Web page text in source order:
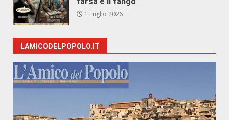
1 Luglio 2026
LAMICODELPOPOLO.IT